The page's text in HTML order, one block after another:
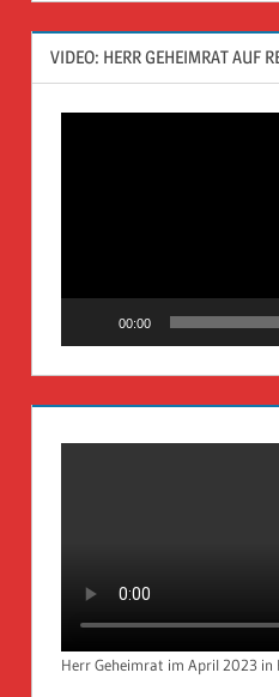
VIDEO: HERR GEHEIMRAT AUF
00:00
Herr Geheimrat im April 2023